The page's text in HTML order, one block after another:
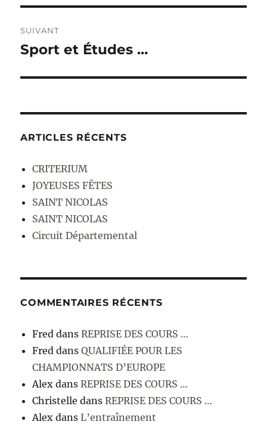
SUIVANT
Publication
Sport et Études …
ARTICLES RÉCENTS
CRITERIUM
JOYEUSES FÊTES
SAINT NICOLAS
SAINT NICOLAS
Circuit Départemental
COMMENTAIRES RÉCENTS
Fred dansREPRISE DES COURS …
Fred dansQUALIFIÉE POUR LES
CHAMPIONNATS D’EUROPE
Alex dansREPRISE DES COURS …
Christelle dansREPRISE DES COURS …
Alex dansL’entraînement